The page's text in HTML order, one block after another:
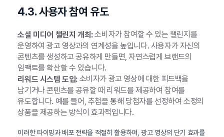
4.3. 사용자 참여 유도
소셜 미디어 챌린지 개최:소비자가 참여할 수 있는 챌린지를
운영하여 광고 영상과의 연계성을 높입니다. 사용자가 자신의
콘텐츠를 생성하고 공유하게 만들면, 자연스럽게 브랜드의
임팩트를 확산할 수 있습니다.
리워드 시스템 도입:소비자가 광고 영상에 대한 피드백을
남기거나 콘텐츠를 공유할 때 리워드를 제공하여 참여를
유도합니다. 예를 들어, 추첨을 통해 당첨자를 선정하여 소정의
상품을 제공하는 방식이 효과적입니다.
이러한 타이밍과 배포 전략을 적절히 활용하여, 광고 영상의 단기 효과를